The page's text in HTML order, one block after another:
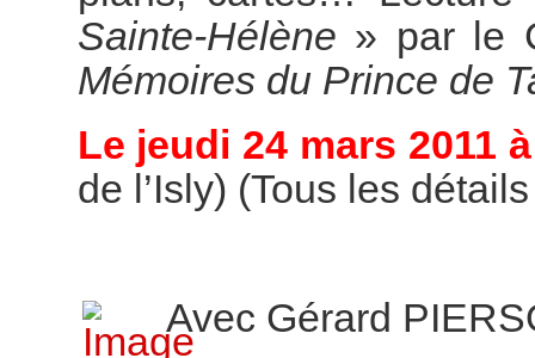
Sainte-Hélène » par le
Mémoires du Prince de
Le jeudi 24 mars 2011
de l’Isly) (Tous les
Avec Gérard